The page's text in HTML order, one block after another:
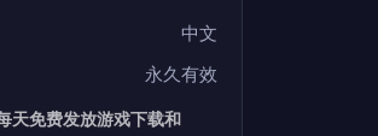
中文
永久有效
天免费发放游戏下载和